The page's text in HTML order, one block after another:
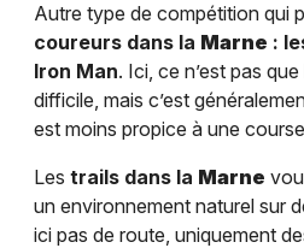
Autre type de compétition qui
coureurs dans la Marne :
Iron Man. Ici, ce n’est pas
difficile, mais c’est
est moins propice à une
Les trails dans la Marne
un environnement naturel sur
ici pas de route, uniquement